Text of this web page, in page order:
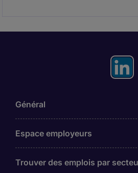
Général
Espace employeurs
Trouver des emplois par